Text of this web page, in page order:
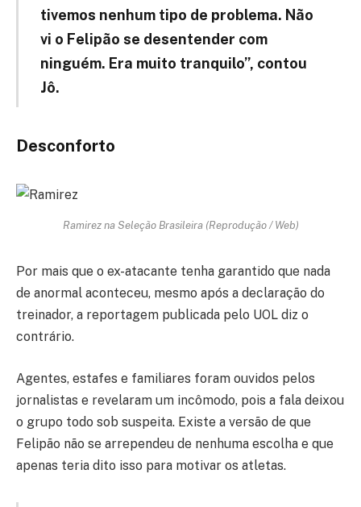
tivemos nenhum tipo de problema. Não
vi o Felipão se desentender com
ninguém. Era muito tranquilo”, contou
Jô.
Desconforto
Ramirez na Seleção Brasileira (Reprodução / Web)
Por mais que o ex-atacante tenha garantido que nada
de anormal aconteceu, mesmo após a declaração do
treinador, a reportagem publicada pelo UOL diz o
contrário.
Agentes, estafes e familiares foram ouvidos pelos
jornalistas e revelaram um incômodo, pois a fala deixou
o grupo todo sob suspeita. Existe a versão de que
Felipão não se arrependeu de nenhuma escolha e que
apenas teria dito isso para motivar os atletas.